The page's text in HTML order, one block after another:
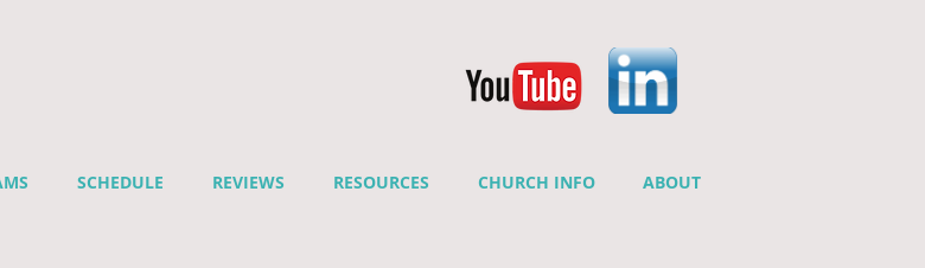
SCHEDULE REVIEWS RESOURCES CHURCH INFO ABOUT